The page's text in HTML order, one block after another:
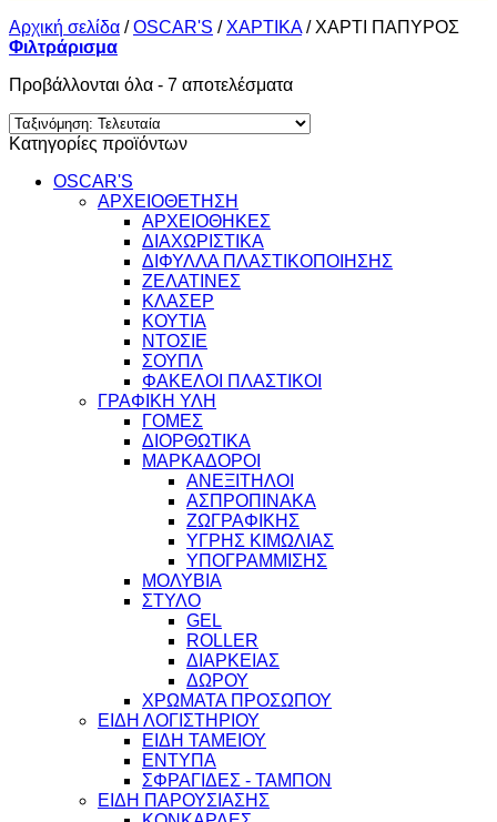
Αρχική σελίδα / OSCAR'S / ΧΑΡΤΙΚΑ /ΧΑΡΤΙ ΠΑΠΥΡΟΣ
Φιλτράρισμα
Προβάλλονται όλα - 7 αποτελέσματαSorted
latest
Κατηγορίες προϊόντων
OSCAR'S
ΑΡΧΕΙΟΘΕΤΗΣΗ
ΑΡΧΕΙΟΘΗΚΕΣ
ΔΙΑΧΩΡΙΣΤΙΚΑ
ΔΙΦΥΛΛΑ ΠΛΑΣΤΙΚΟΠΟΙΗΣΗΣ
ΖΕΛΑΤΙΝΕΣ
ΚΛΑΣΕΡ
ΚΟΥΤΙΑ
ΝΤΟΣΙΕ
ΣΟΥΠΛ
ΦΑΚΕΛΟΙ ΠΛΑΣΤΙΚΟΙ
ΓΡΑΦΙΚΗ ΥΛΗ
ΓΟΜΕΣ
ΔΙΟΡΘΩΤΙΚΑ
ΜΑΡΚΑΔΟΡΟΙ
ΑΝΕΞΙΤΗΛΟΙ
ΑΣΠΡΟΠΙΝΑΚΑ
ΖΩΓΡΑΦΙΚΗΣ
ΥΓΡΗΣ ΚΙΜΩΛΙΑΣ
ΥΠΟΓΡΑΜΜΙΣΗΣ
ΜΟΛΥΒΙΑ
ΣΤΥΛΟ
GEL
ROLLER
ΔΙΑΡΚΕΙΑΣ
ΔΩΡΟΥ
ΧΡΩΜΑΤΑ ΠΡΟΣΩΠΟΥ
ΕΙΔΗ ΛΟΓΙΣΤΗΡΙΟΥ
ΕΙΔΗ ΤΑΜΕΙΟΥ
ΕΝΤΥΠΑ
ΣΦΡΑΓΙΔΕΣ - ΤΑΜΠΟΝ
ΕΙΔΗ ΠΑΡΟΥΣΙΑΣΗΣ